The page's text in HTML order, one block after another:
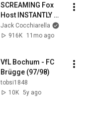
SCREAMING Fox
Host INSTANTLY
REGRETS Bringing
Dem Pastor On AIR!
Jack Cocchiarella
916K
11mo ago
VfL Bochum - FC
Brügge (97/98)
tobsi1848
10K 5y ago